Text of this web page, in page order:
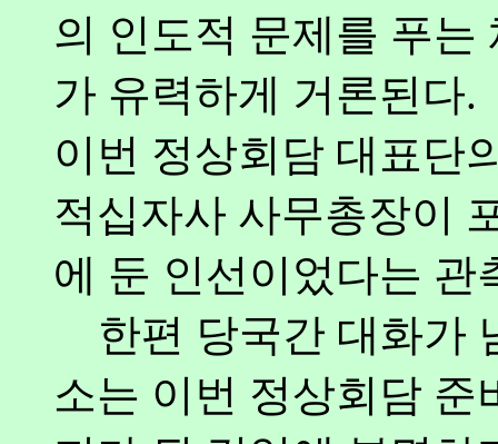
의 인도적 문제를 푸는
가 유력하게 거론된다.
이번 정상회담 대표단
적십자사 사무총장이
에 둔 인선이었다는 관
한편 당국간 대화가
소는 이번 정상회담